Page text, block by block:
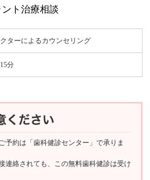
ト治療相談
クターによるカウンセリング
分
予約は「歯科健診センター」で承りま
連絡されても、この無料歯科健診は受け